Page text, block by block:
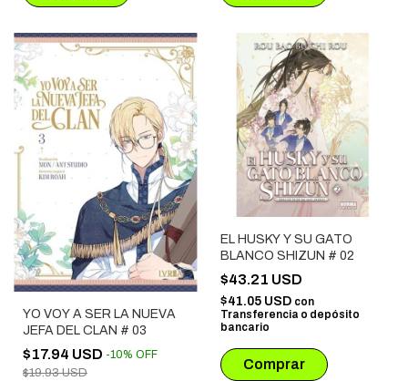
YO VOY A SER LA NUEVA
JEFA DEL CLAN # 03
$17.94 USD -10% OFF
$19.93 USD
EL HUSKY Y SU GATO
BLANCO SHIZUN # 02
$43.21 USD
$41.05 USD con
Transferencia o depósito
bancario